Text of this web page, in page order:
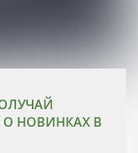
НОВИНКАХ В